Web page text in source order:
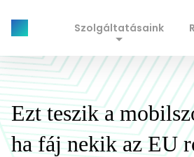
Szolgáltatásaink
Ezt teszik a
ha fáj nekik az EU